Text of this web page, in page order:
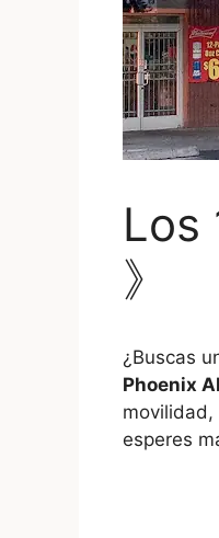
Los
》
¿Buscas
Phoenix
movilidad,
esperes